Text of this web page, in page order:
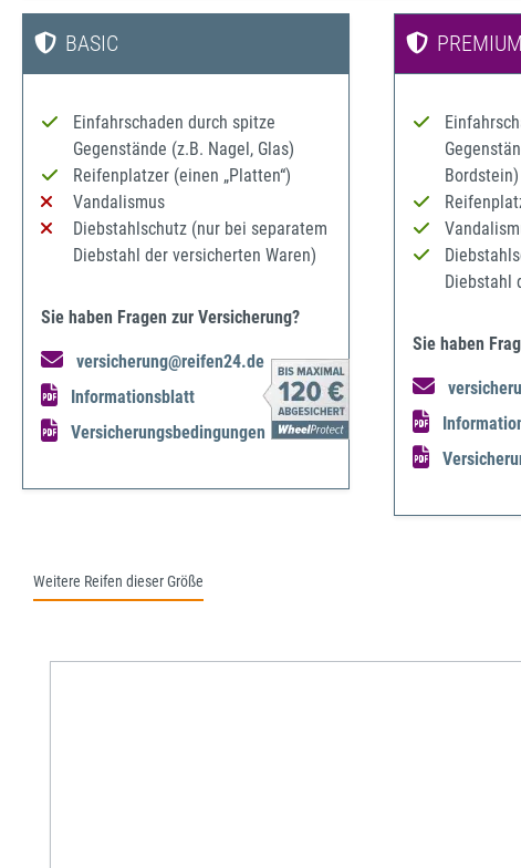
BASIC
Einfahrschaden durch spitze
Gegenstände (z.B. Nagel, Glas)
Reifenplatzer (einen „Platten“)
Vandalismus
Diebstahlschutz (nur bei separatem
Diebstahl der versicherten Waren)
Sie haben Fragen zur Versicherung?
versicherung@reifen24.de
Informationsblatt
Versicherungsbedingungen
PREMIUM
Bordstein)
Diebstahl
Sie haben
Weitere Reifen dieser Größe